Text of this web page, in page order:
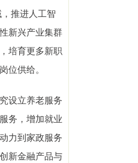
推进人工智
新兴产业集群
培育更多新职
供给。
设立养老服务
务，增加就业
力到家政服务
新金融产品与